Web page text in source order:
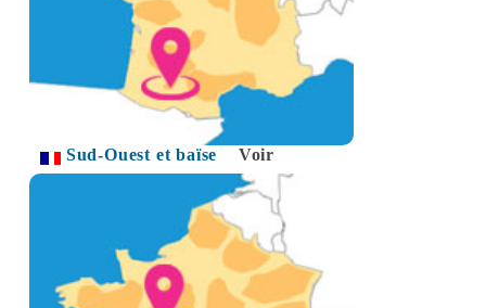
Sud-Ouest et baïse Voir